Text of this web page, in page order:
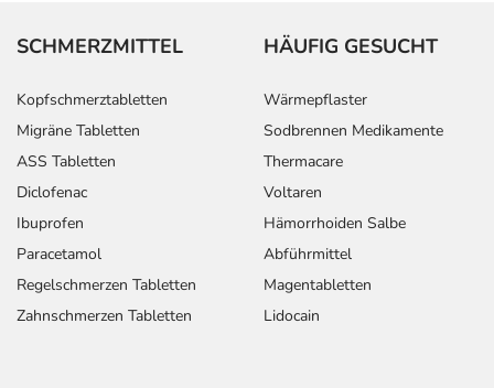
SCHMERZMITTEL
Kopfschmerztabletten
Migräne Tabletten
ASS Tabletten
Diclofenac
Ibuprofen
Paracetamol
Regelschmerzen Tabletten
Zahnschmerzen Tabletten
HÄUFIG GESUCHT
Wärmepflaster
Sodbrennen Medikamente
Thermacare
Voltaren
Hämorrhoiden Salbe
Abführmittel
Magentabletten
Lidocain